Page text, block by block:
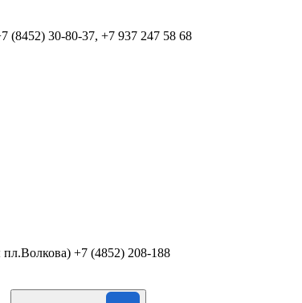
(8452) 30-80-37, +7 937 247 58 68
пл.Волкова) +7 (4852) 208-188